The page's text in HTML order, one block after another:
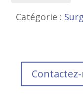
Catégorie :